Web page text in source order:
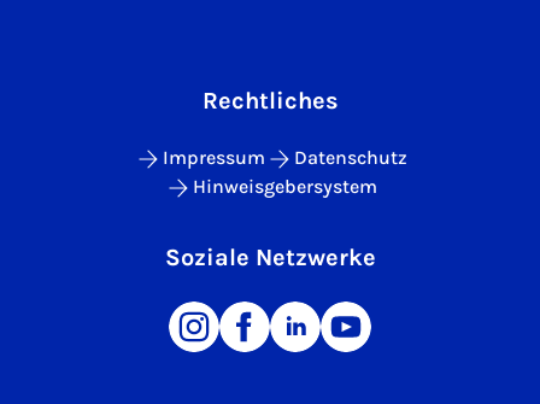
Rechtliches
Impressum
Datenschutz
Hinweisgebersystem
Soziale Netzwerke